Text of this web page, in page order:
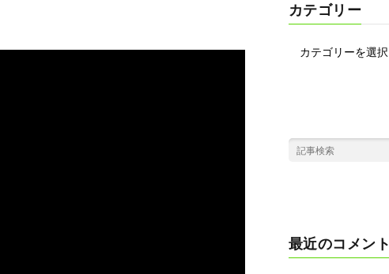
カテゴリー
最近のコメント